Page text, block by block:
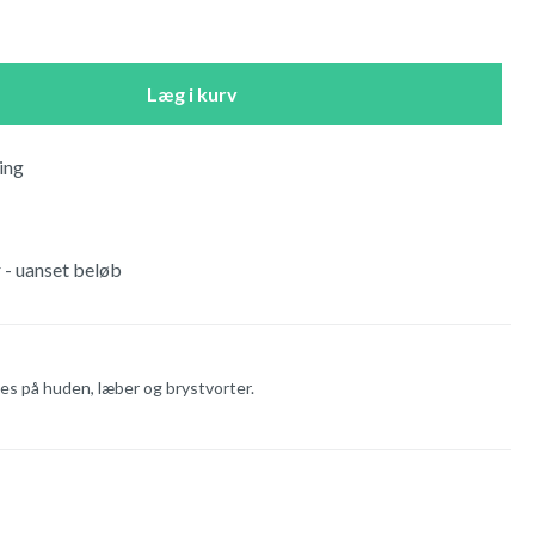
Læg i kurv
uanset beløb
på huden, læber og brystvorter.